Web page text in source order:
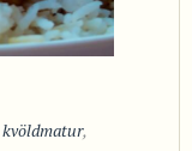
kvöldmatur,